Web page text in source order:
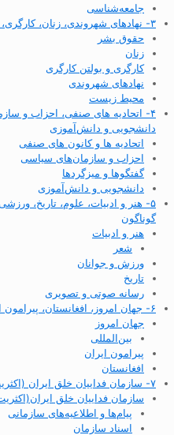
جامعه‌شناسی
۳- نهادهای شهروندی، زنان، کارگری، محیط زیست، و حقوق بشر
حقوق بشر
زنان
کارگری و بولتن کارگری
نهادهای شهروندی
محیط زیست
۴- اتحادیه های صنفی، احزاب و
دانشجویی و دانش‌آموزی
اتحادیه ها و کانون های صنفی
احزاب و سازمان‌های سیاسی
گفتگوها و میزگردها
دانشجویی و دانش‌آموزی
۵- هنر و ادبیات، علوم، تاریخ،
گوناگون
هنر و ادبیات
شعر
ورزش و جوانان
تاریخ
رسانه صوتی و تصویری
۶- جهان امروز، افغانستان، پیرامون ایران، و نظرات شما
جهان امروز
بین‌المللی
پیرامون ایران
افغانستان
۷- سازمان فداییان خلق ایران (اکثریت)، یادها و خاطره ها، کتابخانه مجازی
سازمان فداییان خلق
پیام‌ها و اطلاعیه‌های سازمانی
اسناد سازمان